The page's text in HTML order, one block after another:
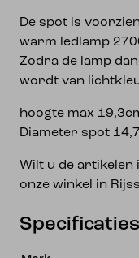
De spot is
warm ledlamp
Zodra de lamp
wordt van
hoogte max
Diameter spot
Wilt u de artikelen
onze winkel in
Specificaties